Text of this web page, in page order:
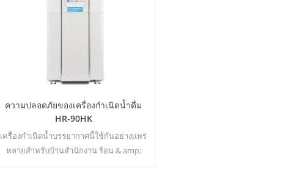
ความปลอดภัยของเครื่องกำเนิดน้ำดื่ม
HR-90HK
เครื่องกำเนิดน้ำบรรยากาศนี้ใช้กันอย่างแพร่
หลายสำหรับบ้านสำนักงาน ร้อน & amp;